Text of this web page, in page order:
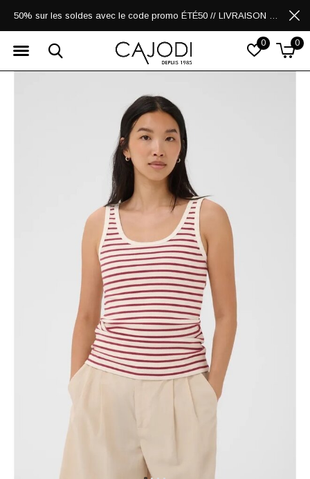
0 0
50% sur les soldes avec le code promo ÉTÉ50 // LIVRAISON GRATUITE POUR LES ACHATS DE 250$ ET PLUS